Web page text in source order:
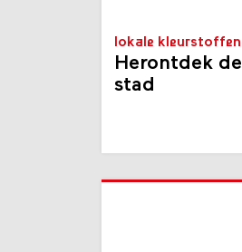
lokale kleurstoffen
Herontdek